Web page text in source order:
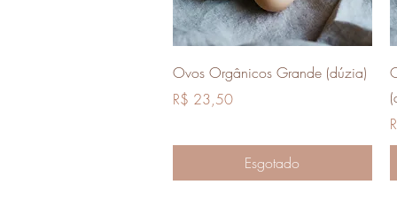
Visualização rápida
Ovos Orgânicos Grande (dúzia)
Preço
R$ 23,50
Esgotado